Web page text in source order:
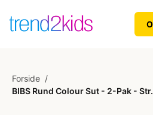
Forside /
BIBS Rund Colour Sut - 2-Pak -